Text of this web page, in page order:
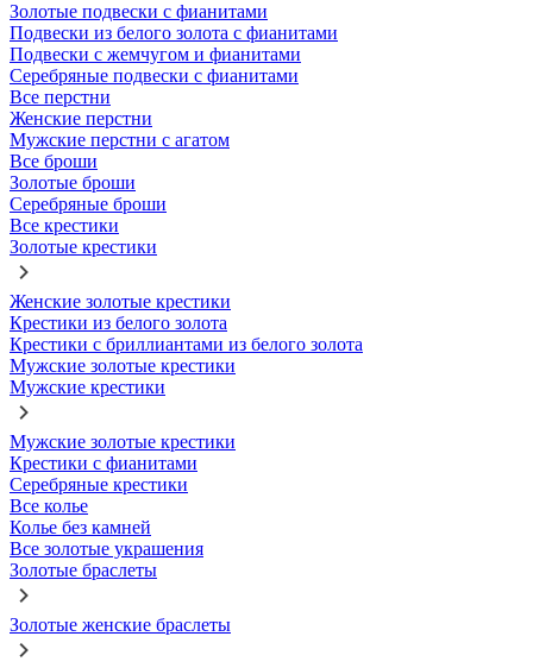
Золотые подвески с фианитами
Подвески из белого золота с фианитами
Подвески с жемчугом и фианитами
Серебряные подвески с фианитами
Все перстни
Женские перстни
Мужские перстни с агатом
Все броши
Золотые броши
Серебряные броши
Все крестики
Золотые крестики
Женские золотые крестики
Крестики из белого золота
Крестики с бриллиантами из белого золота
Мужские золотые крестики
Мужские крестики
Мужские золотые крестики
Крестики с фианитами
Серебряные крестики
Все колье
Колье без камней
Все золотые украшения
Золотые браслеты
Золотые женские браслеты